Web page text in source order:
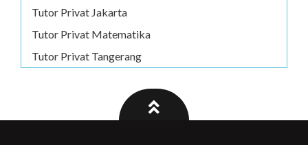
Tutor Privat Jakarta
Tutor Privat Matematika
Tutor Privat Tangerang